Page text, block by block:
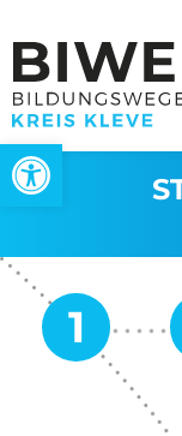
Werkzeugleiste öffnen